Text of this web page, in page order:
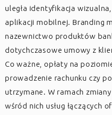
uległa identyfikacja
aplikacji mobilnej. Branding
nazewnictwo produktów
dotychczasowe umowy z
Co ważne, opłaty na
prowadzenie rachunku czy
utrzymane. W ramach
wśród nich usług łączących